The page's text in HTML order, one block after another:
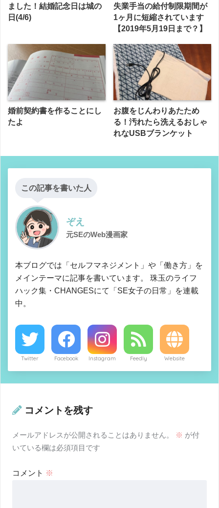
ました！結婚記念日は城の
日(4/6)
失業手当の給付制限期間が
1ヶ月に短縮されています
【2019年5月19日まで？】
婚前契約書を作ることにし
たよ
お腹をじんわりあたため
る！汚れたら洗えるおしゃ
れなUSBブランケット
この記事を書いた人
ぞえ
元SEのWeb漫画家
本ブログでは「セルフマネジメント」や「働き方」を
メインテーマに記事を書いています。 珠玉のライフ
ハック集・CHANGESにて「SE女子の日常」を連載
中。
Twitter Facebook Instagram Feedly Website
コメントを残す
メールアドレスが公開されることはありません。 ※ が付
いている欄は必須項目です
コメント ※